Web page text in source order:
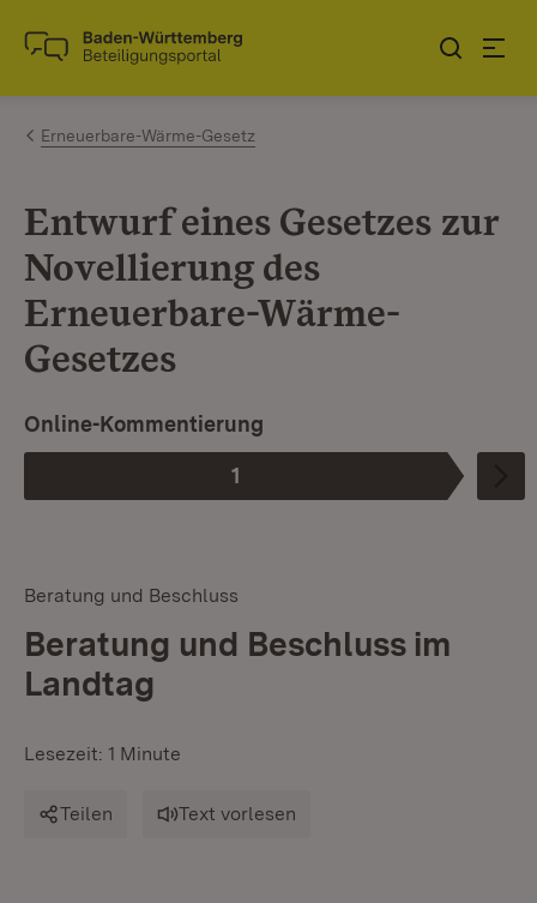
Zum Inhalt springen
Link zur Startseite
Erneuerbare-Wärme-Gesetz
Entwurf eines Gesetzes zur
Novellierung des
Erneuerbare-Wärme-
Gesetzes
Phase
1
:
Online-Kommentierung
Beratung und Beschluss
Beratung und Beschluss im
Landtag
Lesezeit: 1 Minute
Teilen Text vorlesen